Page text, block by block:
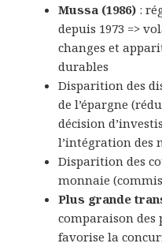
Mussa (1986) :
depuis 1973 =>
changes et
durables
Disparition des
de l’épargne
décision
l’intégration des
Disparition des
monnaie
Plus grande
comparaison des
favorise la